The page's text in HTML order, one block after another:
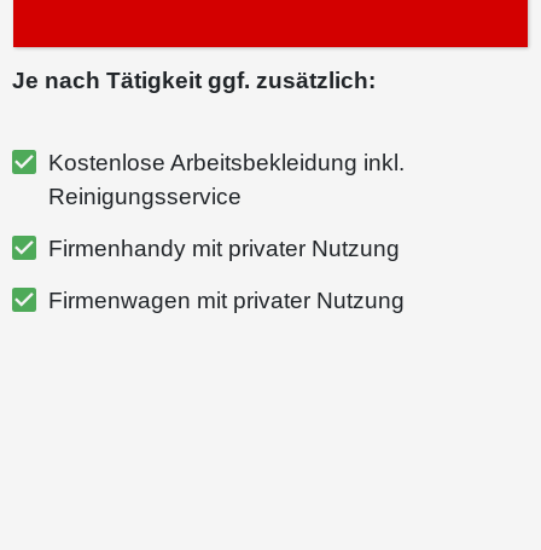
Je nach Tätigkeit ggf. zusätzlich:
Kostenlose Arbeitsbekleidung inkl.
Reinigungsservice
Firmenhandy mit privater Nutzung
Firmenwagen mit privater Nutzung